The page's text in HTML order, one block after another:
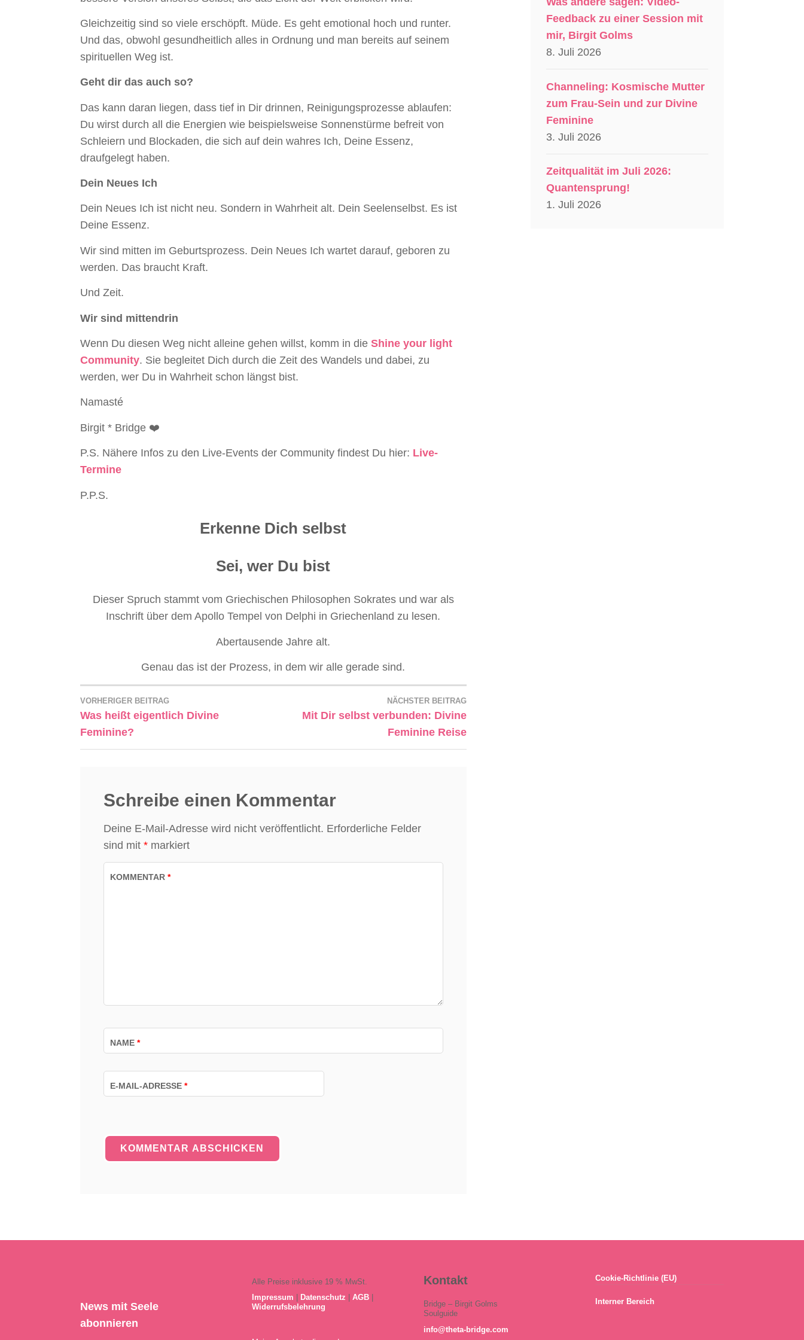
Gleichzeitig sind so viele erschöpft. Müde. Es geht emotional hoch und runter.
Und das, obwohl gesundheitlich alles in Ordnung und man bereits auf seinem
spirituellen Weg ist.
Geht dir das auch so?
Das kann daran liegen, dass tief in Dir drinnen, Reinigungsprozesse ablaufen:
Du wirst durch all die Energien wie beispielsweise Sonnenstürme befreit von
Schleiern und Blockaden, die sich auf dein wahres Ich, Deine Essenz,
draufgelegt haben.
Dein Neues Ich
Dein Neues Ich ist nicht neu. Sondern in Wahrheit alt. Dein Seelenselbst. Es ist
Deine Essenz.
Wir sind mitten im Geburtsprozess. Dein Neues Ich wartet darauf, geboren zu
werden. Das braucht Kraft.
Und Zeit.
Wir sind mittendrin
Wenn Du diesen Weg nicht alleine gehen willst, komm in dieShine your light
Community. Sie begleitet Dich durch die Zeit des Wandels und dabei, zu
werden, wer Du in Wahrheit schon längst bist.
Namasté
Birgit * Bridge ❤️
P.S. Nähere Infos zu den Live-Events der Community findest Du hier: Live-
Termine
P.P.S.
Erkenne Dich selbst
Sei, wer Du bist
Dieser Spruch stammt vom Griechischen Philosophen Sokrates und war als
Inschrift über dem Apollo Tempel von Delphi in Griechenland zu lesen.
Abertausende Jahre alt.
Genau das ist der Prozess, in dem wir alle gerade sind.
VORHERIGER BEITRAG
Was heißt eigentlich Divine
Feminine?
NÄCHSTER BEITRAG
Mit Dir selbst verbunden: Divine
Feminine Reise
Schreibe einen Kommentar
Deine E-Mail-Adresse wird nicht veröffentlicht. Erforderliche Felder
sind mit *markiert
KOMMENTAR *
NAME *
E-MAIL-ADRESSE *
Feedback zu einer Session mit
mir, Birgit Golms
8. Juli 2026
Channeling: Kosmische Mutter
zum Frau-Sein und zur Divine
Feminine
3. Juli 2026
Zeitqualität im Juli 2026:
Quantensprung!
1. Juli 2026
News mit Seele
abonnieren
Alle Preise inklusive 19 % MwSt.
Impressum
Datenschutz |AGB
Widerrufsbelehrung
Kontakt
Bridge – Birgit Golms
Soulguide
info@theta-bridge.com
Cookie-Richtlinie (EU)
Interner Bereich